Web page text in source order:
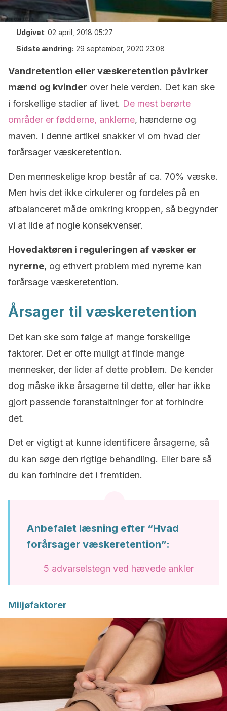
Udgivet: 02 april, 2018 05:27
Sidste ændring: 29 september, 2020 23:08
Vandretention eller væskeretention påvirker
mænd og kvinder over hele verden. Det kan ske
i forskellige stadier af livet. De mest berørte
områder er fødderne, anklerne, hænderne og
maven. I denne artikel snakker vi om hvad der
forårsager væskeretention.
Den menneskelige krop består af ca. 70% væske.
Men hvis det ikke cirkulerer og fordeles på en
afbalanceret måde omkring kroppen, så begynder
vi at lide af nogle konsekvenser.
Hovedaktøren i reguleringen af væsker er
nyrerne, og ethvert problem med nyrerne kan
forårsage væskeretention.
Årsager til væskeretention
Det kan ske som følge af mange forskellige
faktorer. Det er ofte muligt at finde mange
mennesker, der lider af dette problem. De kender
dog måske ikke årsagerne til dette, eller har ikke
gjort passende foranstaltninger for at forhindre
det.
Det er vigtigt at kunne identificere årsagerne, så
du kan søge den rigtige behandling. Eller bare så
du kan forhindre det i fremtiden.
Anbefalet læsning efter “Hvad
forårsager væskeretention”:
5 advarselstegn ved hævede ankler
Miljøfaktorer